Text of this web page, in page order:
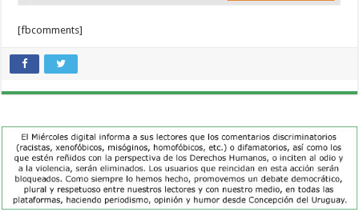
[fbcomments]